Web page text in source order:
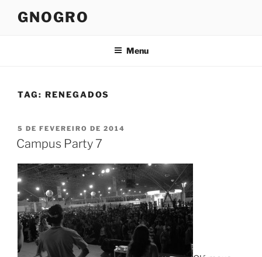
GNOGRO
Menu
TAG: RENEGADOS
PUBLICADO
EM
5 DE FEVEREIRO DE 2014
Campus Party 7